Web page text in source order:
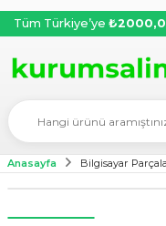
Tüm Türkiye’ye
Anasayfa Bilgisayar